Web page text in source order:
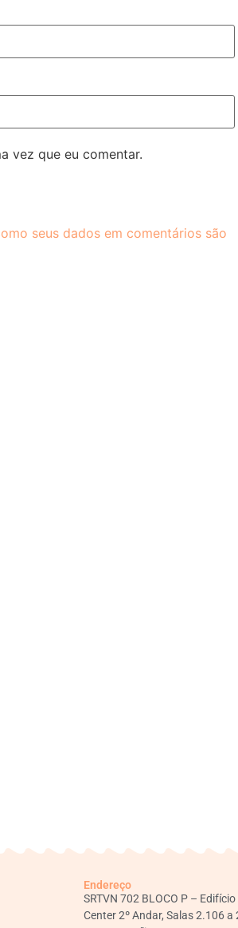
vez que eu comentar.
seus dados em comentários são
Endereço
SRTVN 702 BLOCO P –
Center 2º Andar, Salas 2.106 a